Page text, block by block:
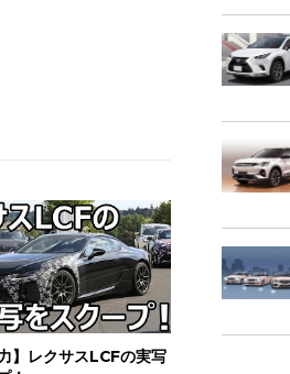
】レクサスLCFの実写